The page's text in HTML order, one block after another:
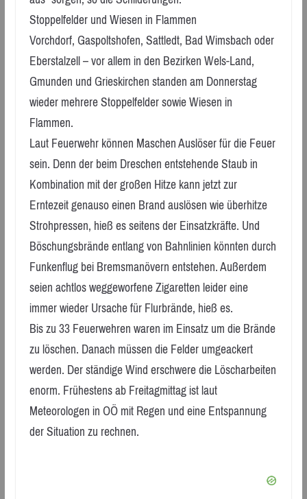
Stoppelfelder und Wiesen in Flammen
Vorchdorf, Gaspoltshofen, Sattledt, Bad Wimsbach oder
Eberstalzell – vor allem in den Bezirken Wels-Land,
Gmunden und Grieskirchen standen am Donnerstag
wieder mehrere Stoppelfelder sowie Wiesen in
Flammen.
Laut Feuerwehr können Maschen Auslöser für die Feuer
sein. Denn der beim Dreschen entstehende Staub in
Kombination mit der großen Hitze kann jetzt zur
Erntezeit genauso einen Brand auslösen wie überhitze
Strohpressen, hieß es seitens der Einsatzkräfte. Und
Böschungsbrände entlang von Bahnlinien könnten durch
Funkenflug bei Bremsmanövern entstehen. Außerdem
seien achtlos weggeworfene Zigaretten leider eine
immer wieder Ursache für Flurbrände, hieß es.
Bis zu 33 Feuerwehren waren im Einsatz um die Brände
zu löschen. Danach müssen die Felder umgeackert
werden. Der ständige Wind erschwere die Löscharbeiten
enorm. Frühestens ab Freitagmittag ist laut
Meteorologen in OÖ mit Regen und eine Entspannung
der Situation zu rechnen.